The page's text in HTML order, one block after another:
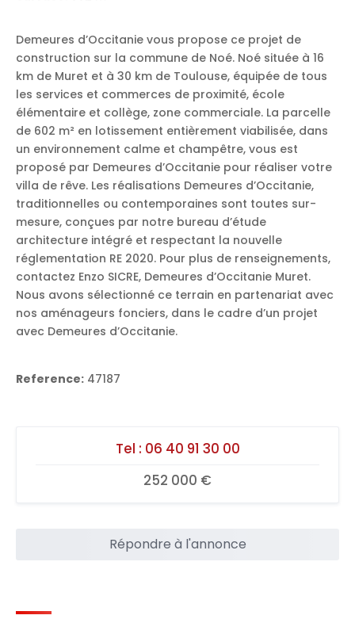
Demeures d’Occitanie vous propose ce projet de
construction sur la commune de Noé. Noé située à 16
km de Muret et à 30 km de Toulouse, équipée de tous
les services et commerces de proximité, école
élémentaire et collège, zone commerciale. La parcelle
de 602 m² en lotissement entièrement viabilisée, dans
un environnement calme et champêtre, vous est
proposé par Demeures d’Occitanie pour réaliser votre
villa de rêve. Les réalisations Demeures d’Occitanie,
traditionnelles ou contemporaines sont toutes sur-
mesure, conçues par notre bureau d’étude
architecture intégré et respectant la nouvelle
réglementation RE 2020. Pour plus de renseignements,
contactez Enzo SICRE, Demeures d’Occitanie Muret.
Nous avons sélectionné ce terrain en partenariat avec
nos aménageurs fonciers, dans le cadre d’un projet
avec Demeures d’Occitanie.
Reference: 47187
Tel : 06 40 91 30 00
252 000 €
Répondre à l'annonce